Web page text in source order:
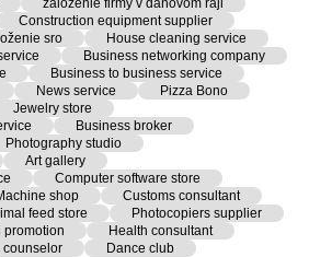
Construction equipment supplier
sro
House cleaning service
Business networking company
Business to business service
News service
Pizza Bono
Jewelry store
Business broker
Photography studio
Art gallery
Computer software store
shop
Customs consultant
feed store
Photocopiers supplier
promotion
Health consultant
counselor
Dance club